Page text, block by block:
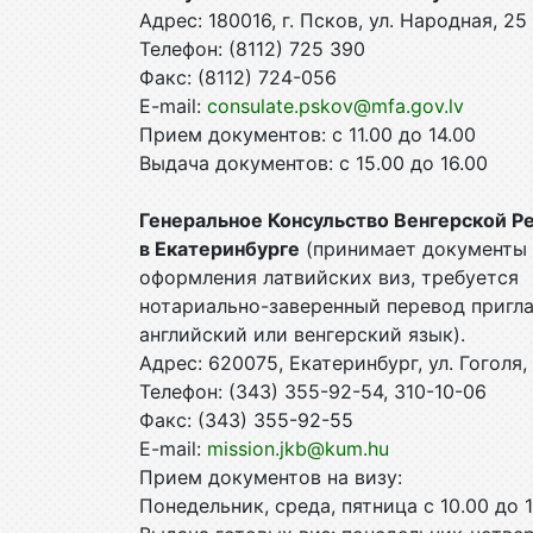
Адрес: 180016, г. Псков, ул. Народная, 25
Телефон: (8112) 725 390
Факс: (8112) 724-056
E-mail: consulate.pskov@mfa.gov.lv
Прием документов: с 11.00 до 14.00
Выдача документов: с 15.00 до 16.00
Генеральное Консульство Венгерской
в Екатеринбурге (принимает документы
оформления латвийских виз, требуется
нотариально-заверенный перевод
английский или венгерский язык).
Адрес: 620075, Екатеринбург, ул.
Телефон: (343) 355-92-54, 310-10-06
Факс: (343) 355-92-55
E-mail: mission.jkb@kum.hu
Прием документов на визу:
Понедельник, среда, пятница с 10.00 до